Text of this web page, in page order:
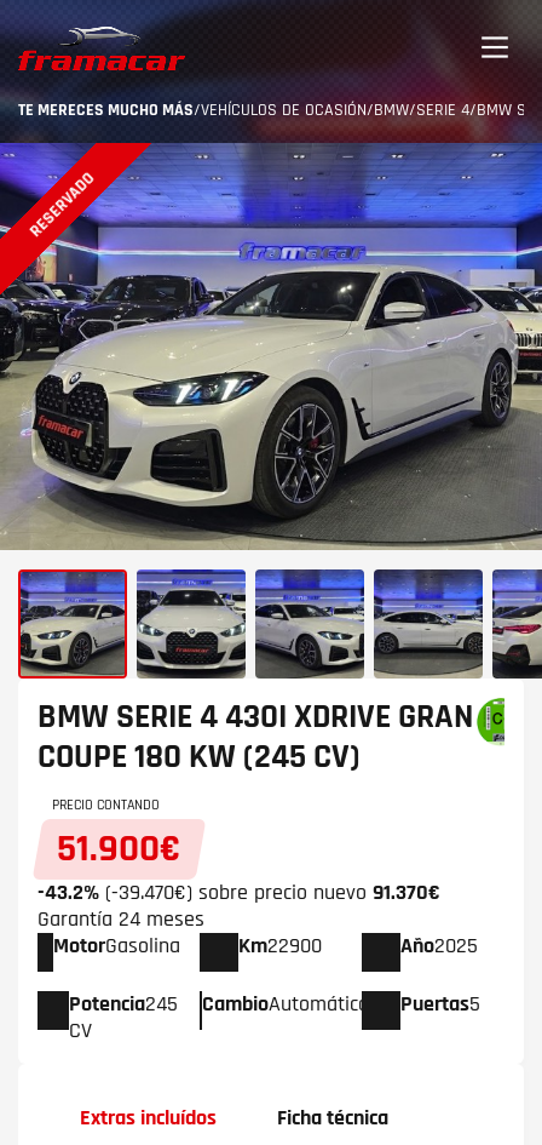
TE MERECES MUCHO MÁS/VEHÍCULOS DE OCASIÓN/BMW/SERIE 4/BMW
RESERVADO
BMW SERIE 4430I XDRIVE GRAN
COUPE 180 KW (245 CV)
PRECIO CONTANDO
51.900€
-43.2% (-39.470€) sobre precio nuevo 91.370€
Garantía 24 meses
MotorGasolina Km22900 Año2025
Potencia245
CV
CambioAutomático Puertas5
Extras incluídos Ficha técnica